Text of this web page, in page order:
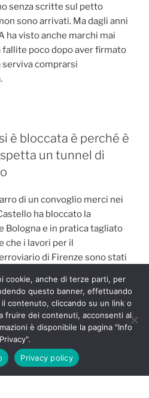
senza scritte sul petto
sono arrivati. Ma dagli anni
ha visto anche marchi mai
poco dopo aver firmato
serviva comprarsi
è bloccata è perché è
un tunnel di
di un convoglio merci nei
ha bloccato la
Bologna e in pratica tagliato
che i lavori per il
di Firenze sono stati
al Montjuic ci
deve fare ancora la
cookie, anche di terze parti, per
questo banner, effettuando
contenuto, cliccando su un link o
fruire dei contenuti, acconsenti al
è disponibile la pagina "Info
Privacy".
Privacy policy